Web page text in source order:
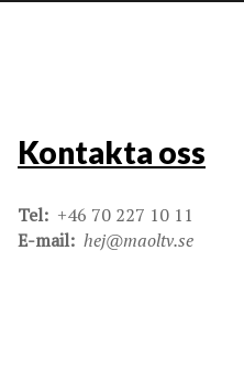
Kontakta oss
Tel: +46 70 227 10 11
E-mail: hej@maoltv.se